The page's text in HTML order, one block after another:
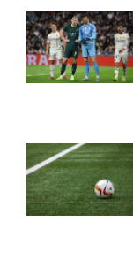
Henrik Sælebakke
tvivl hos Viking
Ibrahim Cissé
Charlie Steven
skade: status hos
Stockholm